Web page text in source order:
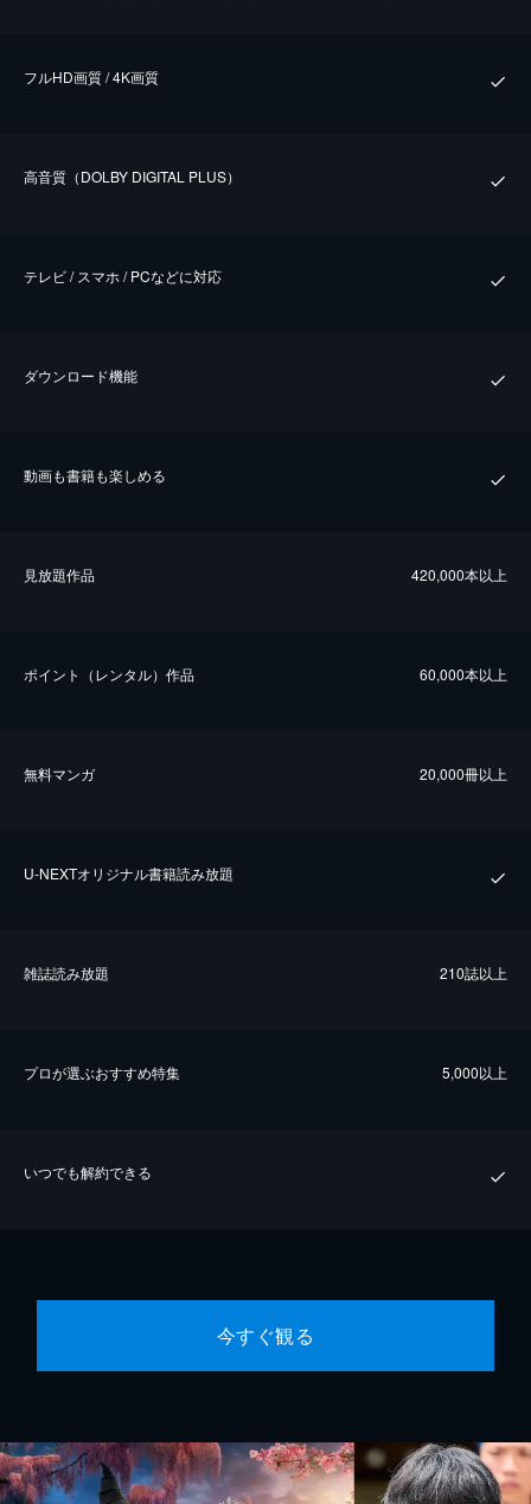
フルHD画質 / 4K画質
⾼⾳質（DOLBY DIGITAL PLUS）
テレビ / スマホ / PCなどに対応
ダウンロード機能
動画も書籍も楽しめる
⾒放題作品 420,000本以上
ポイント（レンタル）作品 60,000本以上
無料マンガ 20,000冊以上
U-NEXTオリジナル書籍読み放題
雑誌読み放題 210誌以上
プロが選ぶおすすめ特集 5,000以上
いつでも解約できる
今すぐ観る